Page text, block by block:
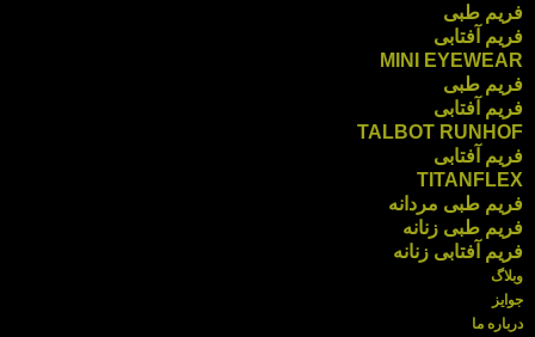
فریم طبی
فریم آفتابی
MINI EYEWEAR
فریم طبی
فریم آفتابی
TALBOT RUNHOF
فریم آفتابی
TITANFLEX
فریم طبی مردانه
فریم طبی زنانه
فریم آفتابی زنانه
وبلاگ
جوایز
درباره ما